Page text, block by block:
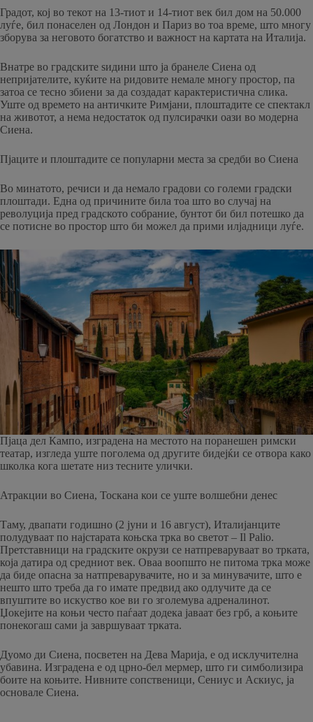
Градот, кој во текот на 13-тиот и 14-тиот век бил дом на 50.000
луѓе, бил понаселен од Лондон и Париз во тоа време, што многу
зборува за неговото богатство и важност на картата на Италија.
Внатре во градските ѕидини што ја бранеле Сиена од
непријателите, куќите на ридовите немале многу простор, па
затоа се тесно збиени за да создадат карактеристична слика.
Уште од времето на античките Римјани, плоштадите се спектакл
на животот, а нема недостаток од пулсирачки оази во модерна
Сиена.
Пјаците и плоштадите се популарни места за средби во Сиена
Во минатото, речиси и да немало градови со големи градски
плоштади. Една од причините била тоа што во случај на
револуција пред градското собрание, бунтот би бил потешко да
се потисне во простор што би можел да прими илјадници луѓе.
Пјаца дел Кампо, изградена на местото на поранешен римски
театар, изгледа уште поголема од другите бидејќи се отвора како
школка кога шетате низ тесните улички.
Атракции во Сиена, Тоскана кои се уште волшебни денес
Таму, двапати годишно (2 јуни и 16 август), Италијанците
полудуваат по најстарата коњска трка во светот – Il Palio.
Претставници на градските окрузи се натпреваруваат во трката,
која датира од средниот век. Оваа воопшто не питома трка може
да биде опасна за натпреварувачите, но и за минувачите, што е
нешто што треба да го имате предвид ако одлучите да се
впуштите во искуство кое ви го зголемува адреналинот.
Џокејите на коњи често паѓаат додека јаваат без грб, а коњите
понекогаш сами ја завршуваат трката.
Дуомо ди Сиена, посветен на Дева Марија, е од исклучителна
убавина. Изградена е од црно-бел мермер, што ги симболизира
боите на коњите. Нивните сопственици, Сениус и Аскиус, ја
основале Сиена.